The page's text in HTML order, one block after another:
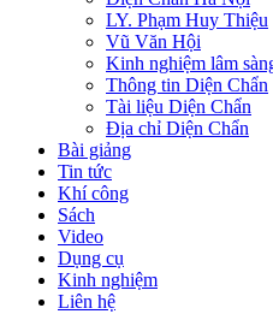
LY. Phạm Huy Thiệu
Vũ Văn Hội
Kinh nghiệm lâm
Thông tin Diện Chẩn
Tài liệu Diện Chẩn
Địa chỉ Diện Chẩn
Bài giảng
Tin tức
Khí công
Sách
Video
Dụng cụ
Kinh nghiệm
Liên hệ